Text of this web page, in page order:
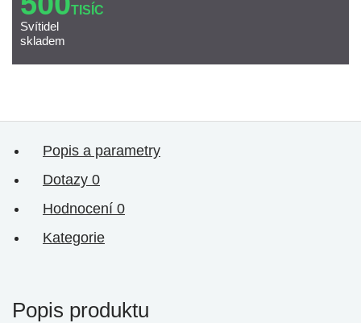
TISÍC
Svítidel
skladem
Popis a parametry
Dotazy 0
Hodnocení 0
Kategorie
Popis produktu